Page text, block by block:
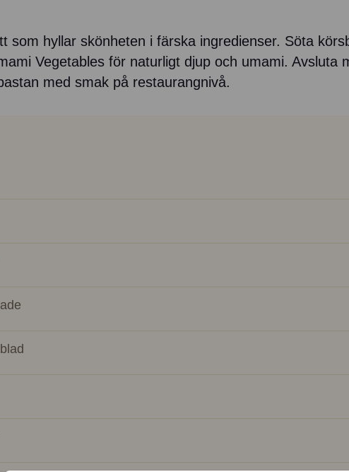
som hyllar skönheten i färska ingredienser. Söta
Vegetables för naturligt djup och umami.
med smak på restaurangnivå.